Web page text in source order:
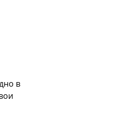
в